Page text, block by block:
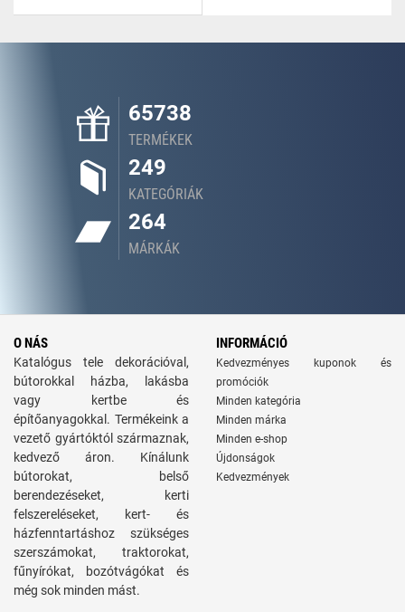
65738
TERMÉKEK
249
KATEGÓRIÁK
264
MÁRKÁK
O NÁS
Katalógus tele dekorációval,
bútorokkal házba, lakásba
vagy kertbe és
építőanyagokkal. Termékeink a
vezető gyártóktól származnak,
kedvező áron. Kínálunk
bútorokat, belső
berendezéseket, kerti
felszereléseket, kert- és
házfenntartáshoz szükséges
szerszámokat, traktorokat,
fűnyírókat, bozótvágókat és
még sok minden mást.
INFORMÁCIÓ
Kedvezményes kuponok és
promóciók
Minden kategória
Minden márka
Minden e-shop
Újdonságok
Kedvezmények